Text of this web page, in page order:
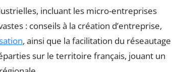
incluant les micro-entreprises
: conseils à la création d’entreprise,
, ainsi que la facilitation du réseautage
sur le territoire français, jouant un